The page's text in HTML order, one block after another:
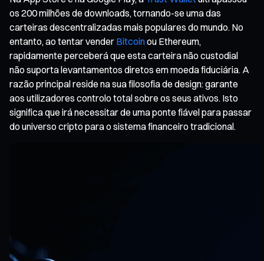
os 200 milhões de downloads, tornando-se uma das
carteiras descentralizadas mais populares do mundo. No
entanto, ao tentar vender Bitcoinou Ethereum,
rapidamente perceberá que esta carteira não custodial
não suporta levantamentos diretos em moeda fiduciária. A
razão principal reside na sua filosofia de design: garante
aos utilizadores controlo total sobre os seus ativos. Isto
significa que irá necessitar de uma ponte fiável para passar
do universo cripto para o sistema financeiro tradicional.